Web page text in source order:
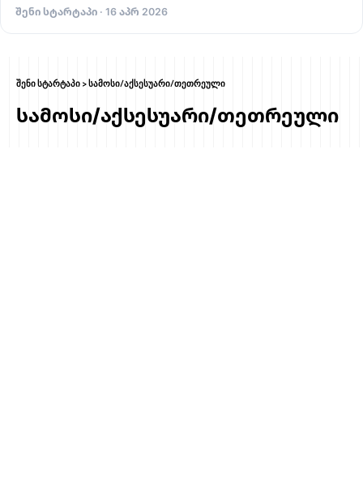
შენი სტარტაპი · 16 აპრ 2026
შენი სტარტაპი>სამოსი/აქსესუარი/თეთრეული
სამოსი/აქსესუარი/თეთრეული